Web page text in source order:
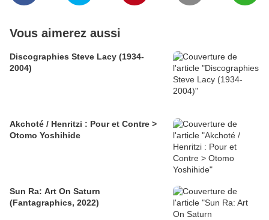
Vous aimerez aussi
Discographies Steve Lacy (1934-
2004)
Akchoté / Henritzi : Pour et Contre >
Otomo Yoshihide
Sun Ra: Art On Saturn
(Fantagraphics, 2022)